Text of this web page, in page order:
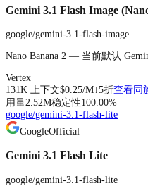
Gemini 3.1 Flash Image
google/gemini-3.1-flash-image
Nano Banana 2 — 当前默认
Vertex
131K 上下文$0.25/M↓5折查看同
用量2.52M稳定性100.00%
google/gemini-3.1-flash-lite
GoogleOfficial
Gemini 3.1 Flash Lite
google/gemini-3.1-flash-lite